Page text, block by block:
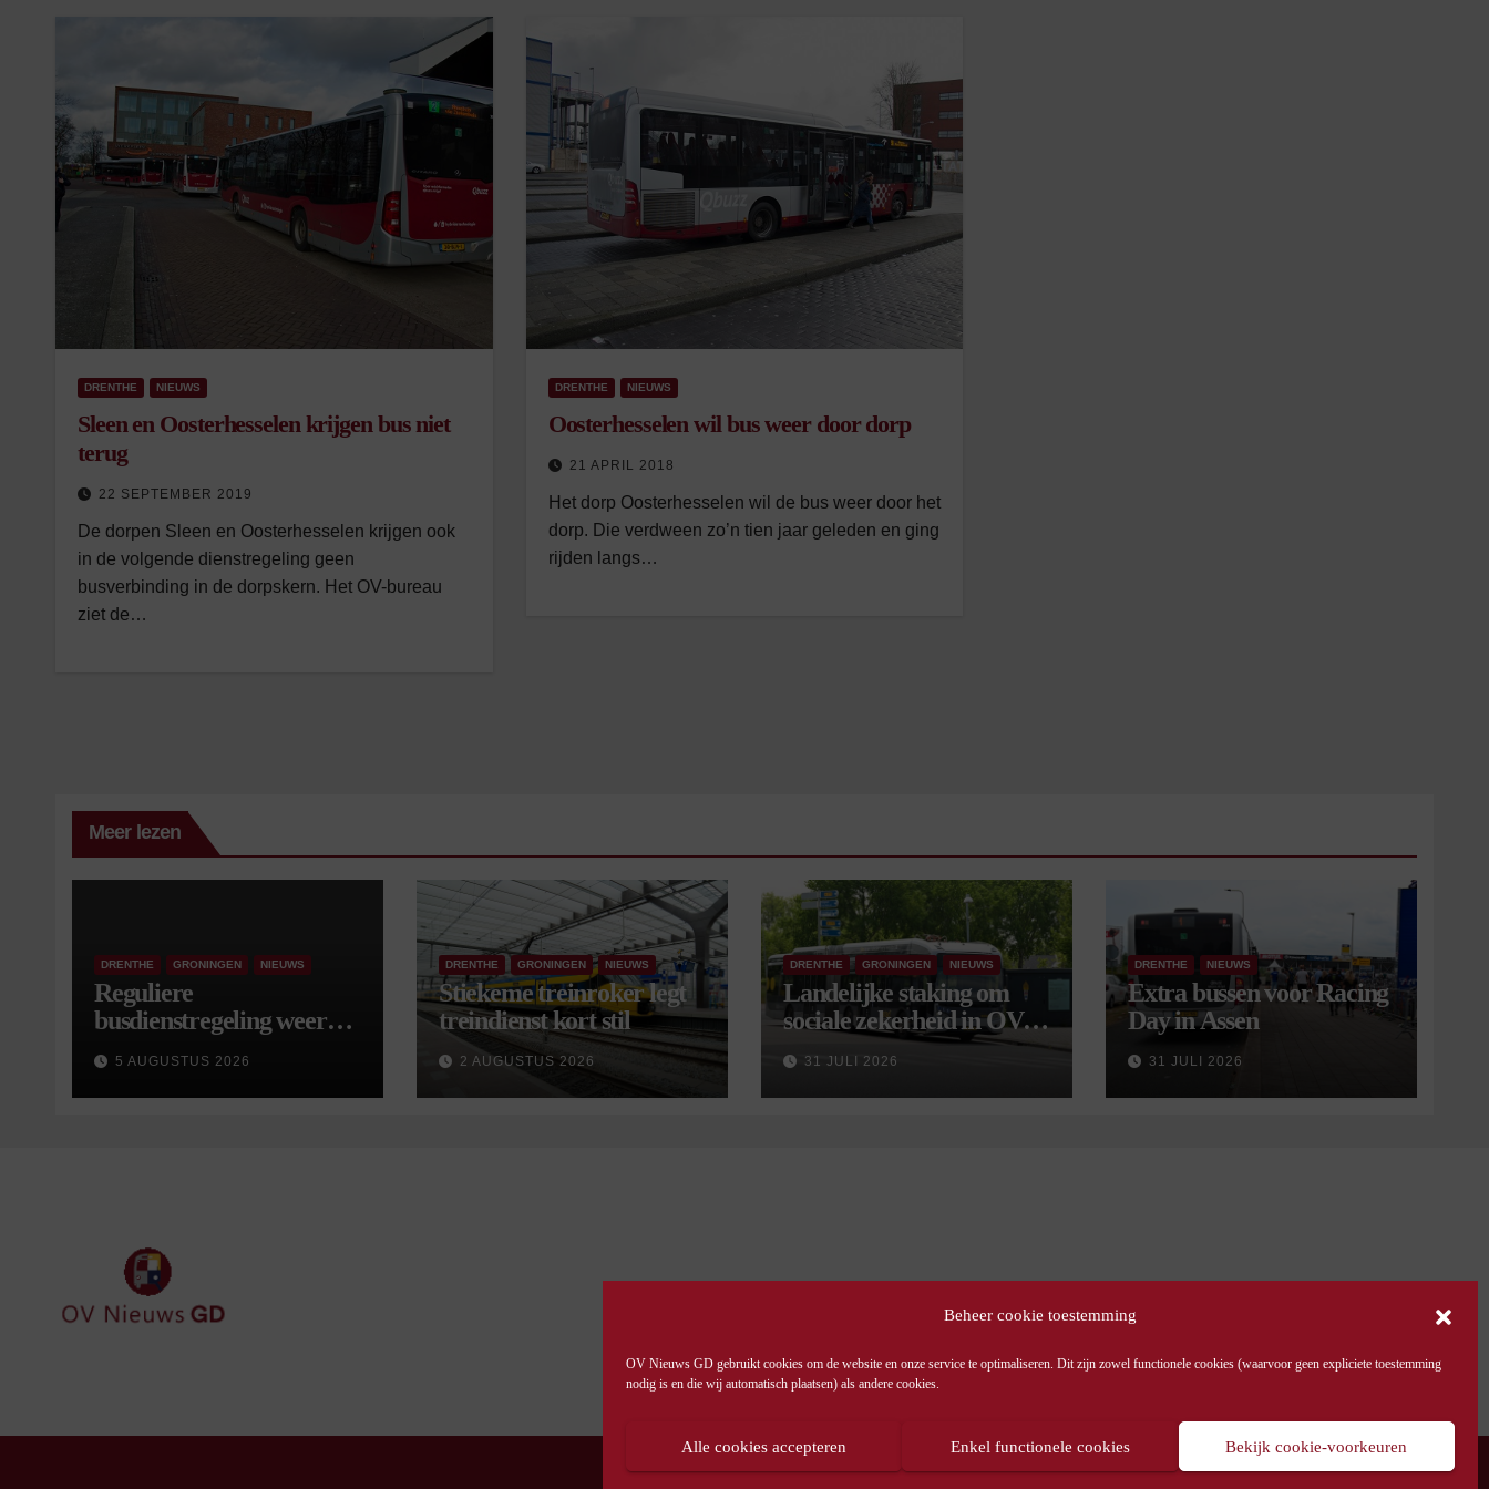
Beheer cookie toestemming
OV Nieuws GD gebruikt cookies om de website en onze service te optimaliseren. Dit zijn zowel functionele cookies (waarvoor geen expliciete toestemming
nodig is en die wij automatisch plaatsen) als andere cookies.
Alle cookies accepteren Enkel functionele cookies Bekijk cookie-voorkeuren
DRENTHE NIEUWS
Sleen en Oosterhesselen krijgen bus niet
terug
22 SEPTEMBER 2019
De dorpen Sleen en Oosterhesselen krijgen ook
in de volgende dienstregeling geen
busverbinding in de dorpskern. Het OV-bureau
ziet de…
DRENTHE NIEUWS
Oosterhesselen wil bus weer door dorp
21 APRIL 2018
Het dorp Oosterhesselen wil de bus weer door het
dorp. Die verdween zo’n tien jaar geleden en ging
rijden langs…
Meer lezen
DRENTHE GRONINGEN NIEUWS
Reguliere
busdienstregeling weer
van start, met kleine
wijzigingen
5 AUGUSTUS 2026
DRENTHE GRONINGEN NIEUWS
Stiekeme treinroker legt
treindienst kort stil
2 AUGUSTUS 2026
DRENTHE GRONINGEN NIEUWS
Landelijke staking om
sociale zekerheid in OV
aangekondigd voor 9
september
31 JULI 2026
DRENTHE NIEUWS
Extra bussen voor Racing
Day in Assen
31 JULI 2026
© OV Nieuws GD -Privacyverklaring